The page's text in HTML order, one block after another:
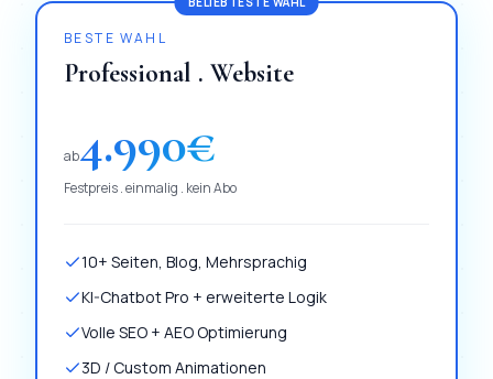
BESTE WAHL
Professional . Website
ab4.990€
Festpreis . einmalig . kein Abo
10+ Seiten, Blog, Mehrsprachig
KI-Chatbot Pro + erweiterte Logik
Volle SEO + AEO Optimierung
3D / Custom Animationen